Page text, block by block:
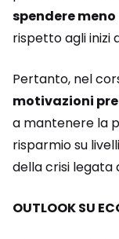
spendere meno
rispetto agli inizi
Pertanto, nel
motivazioni
a mantenere la
risparmio su
della crisi legata
OUTLOOK SU